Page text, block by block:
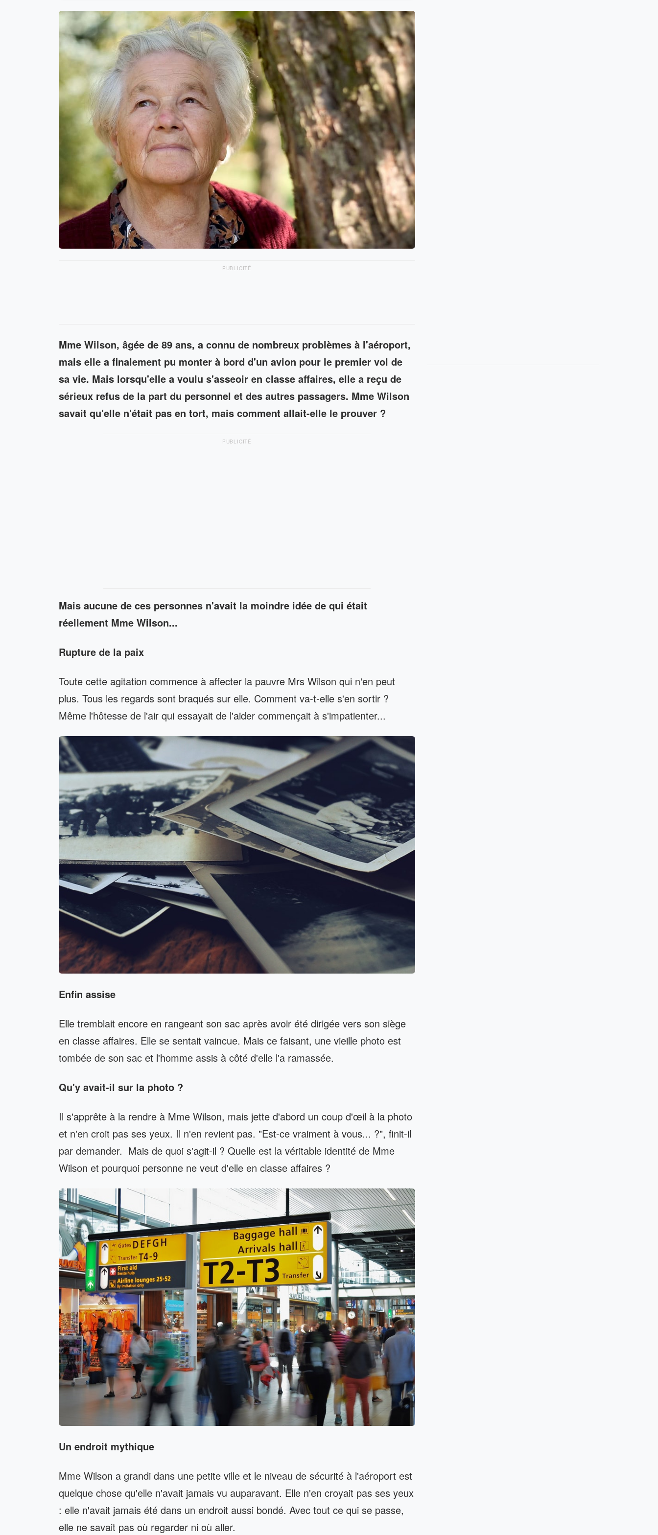
PUBLICITÉ
Mme Wilson, âgée de 89 ans, a connu de nombreux problèmes à l'aéroport,
mais elle a finalement pu monter à bord d'un avion pour le premier vol de
sa vie. Mais lorsqu'elle a voulu s'asseoir en classe affaires, elle a reçu de
sérieux refus de la part du personnel et des autres passagers. Mme Wilson
savait qu'elle n'était pas en tort, mais comment allait-elle le prouver ?
PUBLICITÉ
Mais aucune de ces personnes n'avait la moindre idée de qui était
réellement Mme Wilson...
Rupture de la paix
Toute cette agitation commence à affecter la pauvre Mrs Wilson qui n'en peut
plus. Tous les regards sont braqués sur elle. Comment va-t-elle s'en sortir ?
Même l'hôtesse de l'air qui essayait de l'aider commençait à s'impatienter...
Enfin assise
Elle tremblait encore en rangeant son sac après avoir été dirigée vers son siège
en classe affaires. Elle se sentait vaincue. Mais ce faisant, une vieille photo est
tombée de son sac et l'homme assis à côté d'elle l'a ramassée.
Qu'y avait-il sur la photo ?
Il s'apprête à la rendre à Mme Wilson, mais jette d'abord un coup d'œil à la photo
et n'en croit pas ses yeux. Il n'en revient pas. "Est-ce vraiment à vous... ?", finit-il
par demander. Mais de quoi s'agit-il ? Quelle est la véritable identité de Mme
Wilson et pourquoi personne ne veut d'elle en classe affaires ?
Un endroit mythique
Mme Wilson a grandi dans une petite ville et le niveau de sécurité à l'aéroport est
quelque chose qu'elle n'avait jamais vu auparavant. Elle n'en croyait pas ses yeux
: elle n'avait jamais été dans un endroit aussi bondé. Avec tout ce qui se passe,
elle ne savait pas où regarder ni où aller.